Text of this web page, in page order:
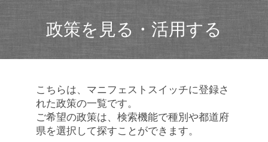
政策を見る・活用する
こちらは、マニフェストスイッチに登録さ
れた政策の一覧です。
ご希望の政策は、検索機能で種別や都道府
県を選択して探すことができます。